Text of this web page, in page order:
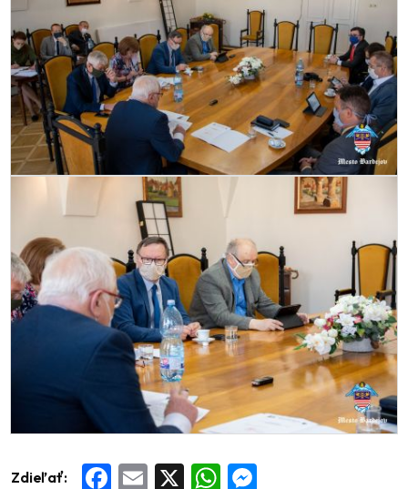
Zdieľať: Facebook
Email WhatsApp